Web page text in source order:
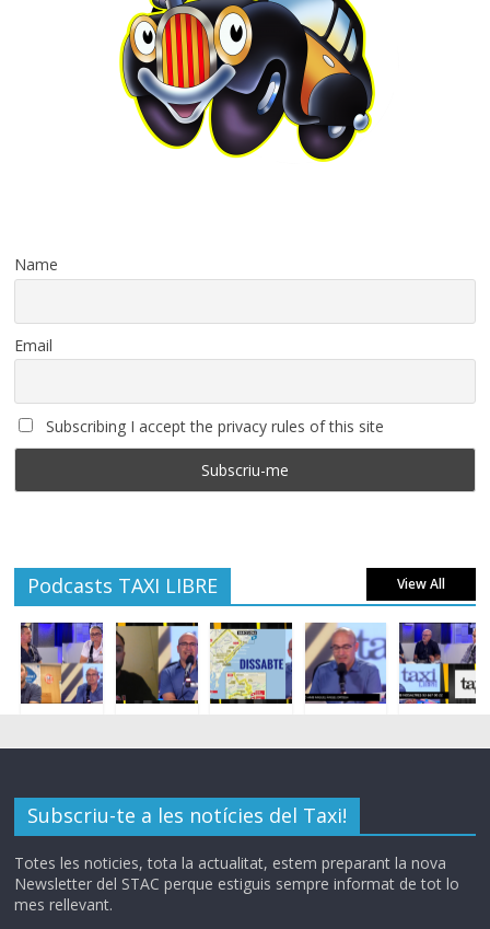
Name
Email
Subscribing I accept the privacy rules of this site
Podcasts TAXI LIBRE View All
Subscriu-te a les notícies del Taxi!
Totes les noticies, tota la actualitat, estem preparant la nova
Newsletter del STAC perque estiguis sempre informat de tot lo
mes rellevant.